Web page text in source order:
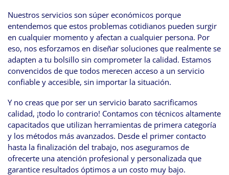
Nuestros servicios son súper económicos porque
entendemos que estos problemas cotidianos pueden surgir
en cualquier momento y afectan a cualquier persona. Por
eso, nos esforzamos en diseñar soluciones que realmente se
adapten a tu bolsillo sin comprometer la calidad. Estamos
convencidos de que todos merecen acceso a un servicio
confiable y accesible, sin importar la situación.
Y no creas que por ser un servicio barato sacrificamos
calidad, ¡todo lo contrario! Contamos con técnicos altamente
capacitados que utilizan herramientas de primera categoría
y los métodos más avanzados. Desde el primer contacto
hasta la finalización del trabajo, nos aseguramos de
ofrecerte una atención profesional y personalizada que
garantice resultados óptimos a un costo muy bajo.